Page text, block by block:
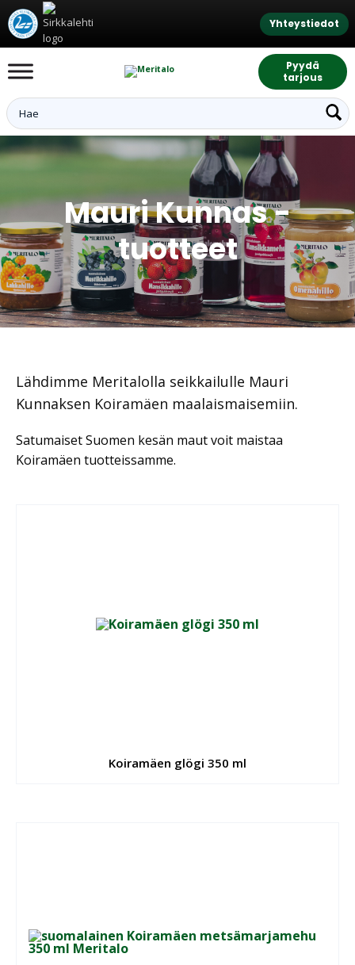
Yhteystiedot
Pyydä
tarjous
Mauri Kunnas -
tuotteet
Lähdimme Meritalolla seikkailulle Mauri
Kunnaksen Koiramäen maalaismaisemiin.
Satumaiset Suomen kesän maut voit maistaa
Koiramäen tuotteissamme.
Koiramäen glögi 350 ml